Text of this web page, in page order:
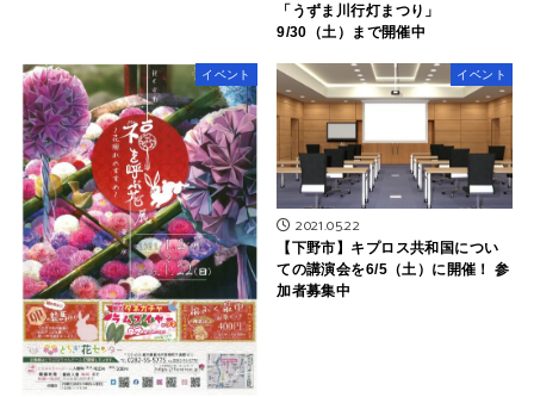
「うずま川行灯まつり」
9/30（土）まで開催中
イベント イベント
2021.05.22
【下野市】キプロス共和国につい
ての講演会を6/5（土）に開催！ 参
加者募集中